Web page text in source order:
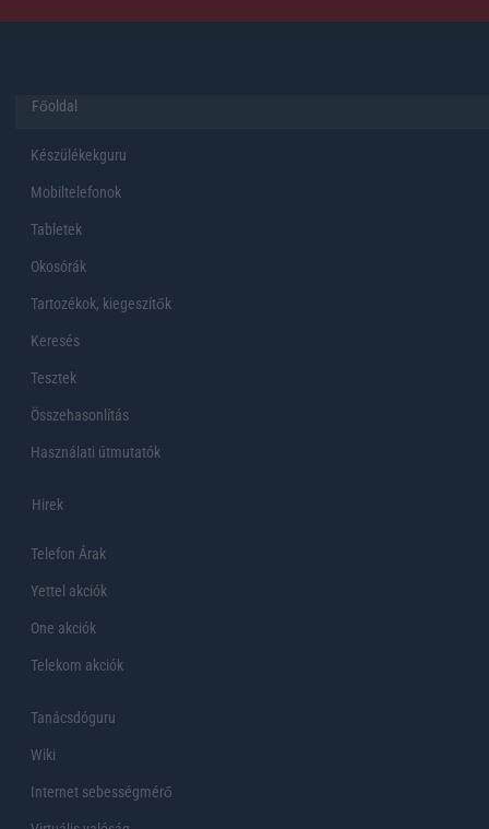
Főoldal
Készülékekguru
Mobiltelefonok
Tabletek
Okosórák
Tartozékok, kiegeszítők
Keresés
Tesztek
Összehasonlítás
Használati útmutatók
Hirek
Telefon Árak
Yettel akciók
One akciók
Telekom akciók
Tanácsdóguru
Wiki
Internet sebességmérő